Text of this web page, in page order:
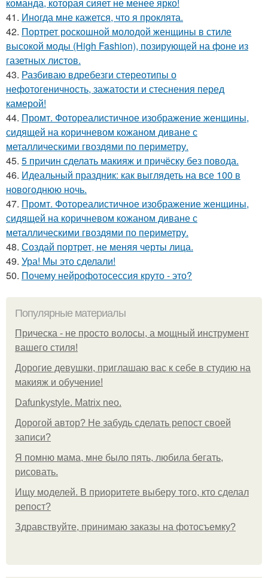
41. Иногда мне кажется, что я проклята.
42. Портрет роскошной молодой женщины в стиле
высокой моды (High Fashion), позирующей на фоне из
газетных листов.
43. Разбиваю вдребезги стереотипы о
нефотогеничность, зажатости и стеснения перед
камерой!
44. Промт. Фотореалистичное изображение женщины,
сидящей на коричневом кожаном диване с
металлическими гвоздями по периметру.
45. 5 причин сделать макияж и причёску без повода.
46. Идеальный праздник: как выглядеть на все 100 в
новогоднюю ночь.
47. Промт. Фотореалистичное изображение женщины,
сидящей на коричневом кожаном диване с
металлическими гвоздями по периметру.
48. Создай портрет, не меняя черты лица.
49. Ура! Мы это сделали!
50. Почему нейрофотосессия круто - это?
Популярные материалы
Прическа - не просто волосы, а мощный инструмент
вашего стиля!
Дорогие девушки, приглашаю вас к себе в студию на
макияж и обучение!
Dafunkystyle. Matrix neo.
Дорогой автор? Не забудь сделать репост своей
записи?
Я помню мама, мне было пять, любила бегать,
рисовать.
Ищу моделей. В приоритете выберу того, кто сделал
репост?
Здравствуйте, принимаю заказы на фотосъемку?